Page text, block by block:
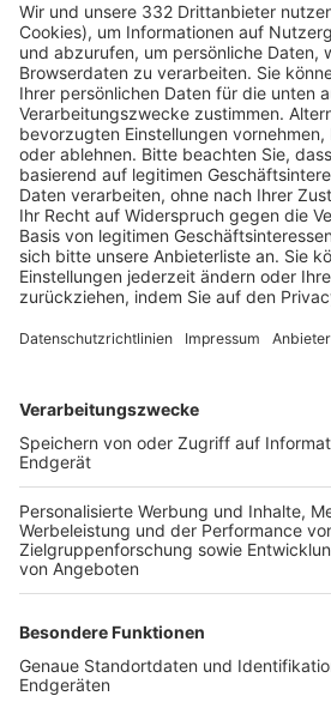
HÄUFIG BESUCHTE SEITEN
Pässe und Vereinswechsel
Trainerausbildung
Schulungsangebot Vereinsmitarbeiter
BFV-Geschäftsstellen
Trainerbörse
Login SpielPlus
FOLGE DEM BFV
TOP-VEREINE
TOP-PARTNER